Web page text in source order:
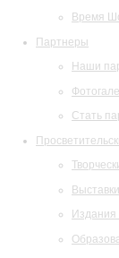
Время
Партнеры
Наши
Стать
Выставки